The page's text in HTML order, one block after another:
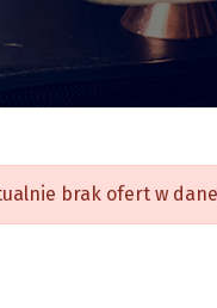
brak ofert w